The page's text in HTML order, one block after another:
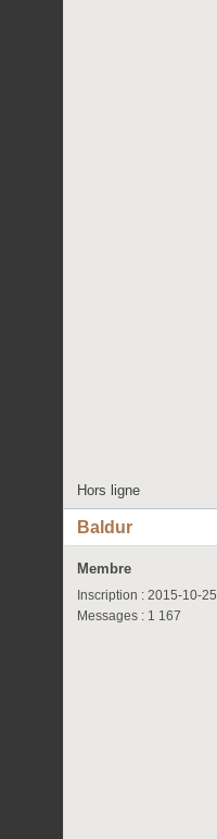
Hors ligne
Baldur
Membre
Inscription : 2015-10-25
Messages : 1 167